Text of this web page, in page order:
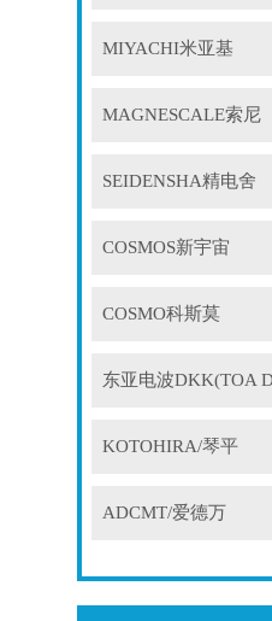
MIYACHI米亚基
MAGNESCALE索尼
SEIDENSHA精电舍
COSMOS新宇宙
COSMO科斯莫
KOTOHIRA/琴平
ADCMT/爱德万